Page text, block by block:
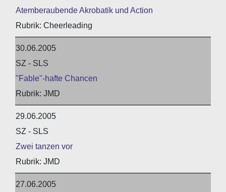
Atemberaubende Akrobatik und Action
Cheerleading
30.06.2005
SZ - SLS
"Fable"-hafte Chancen
JMD
29.06.2005
SZ - SLS
Zwei tanzen vor
JMD
27.06.2005